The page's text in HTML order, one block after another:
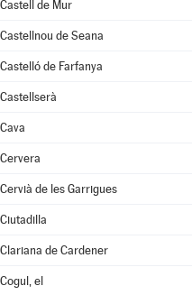
Castell de Mur
Castellnou de Seana
Castelló de Farfanya
Castellserà
Cava
Cervera
Cervià de les Garrigues
Ciutadilla
Clariana de Cardener
Cogul, el